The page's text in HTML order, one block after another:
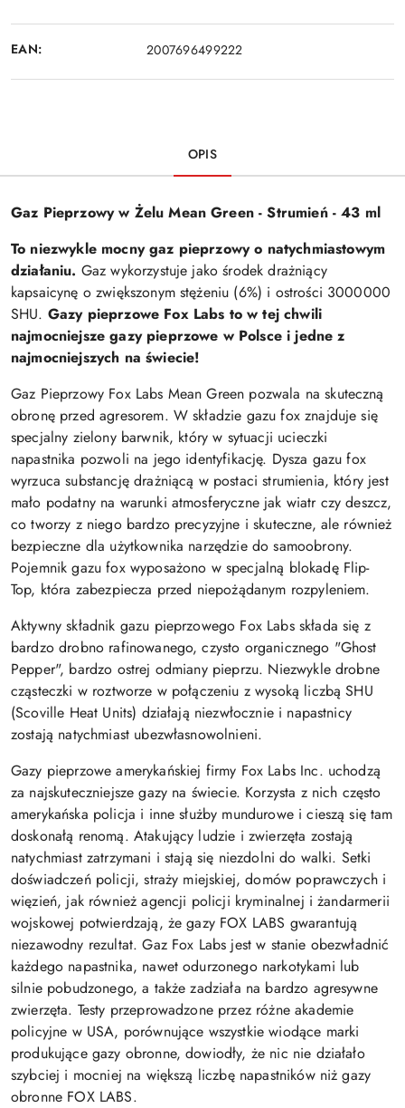
EAN: 2007696499222
OPIS
Gaz Pieprzowy w Żelu Mean Green - Strumień - 43 ml
To niezwykle mocny gaz pieprzowy o natychmiastowym
działaniu. Gaz wykorzystuje jako środek drażniący
kapsaicynę o zwiększonym stężeniu (6%) i ostrości 3000000
SHU. Gazy pieprzowe Fox Labs to w tej chwili
najmocniejsze gazy pieprzowe w Polsce i jedne z
najmocniejszych na świecie!
Gaz Pieprzowy Fox Labs Mean Green pozwala na skuteczną
obronę przed agresorem. W składzie gazu fox znajduje się
specjalny zielony barwnik, który w sytuacji ucieczki
napastnika pozwoli na jego identyfikację. Dysza gazu fox
wyrzuca substancję drażniącą w postaci strumienia, który jest
mało podatny na warunki atmosferyczne jak wiatr czy deszcz,
co tworzy z niego bardzo precyzyjne i skuteczne, ale również
bezpieczne dla użytkownika narzędzie do samoobrony.
Pojemnik gazu fox wyposażono w specjalną blokadę Flip-
Top, która zabezpiecza przed niepożądanym rozpyleniem.
Aktywny składnik gazu pieprzowego Fox Labs składa się z
bardzo drobno rafinowanego, czysto organicznego "Ghost
Pepper", bardzo ostrej odmiany pieprzu. Niezwykle drobne
cząsteczki w roztworze w połączeniu z wysoką liczbą SHU
(Scoville Heat Units) działają niezwłocznie i napastnicy
zostają natychmiast ubezwłasnowolnieni.
Gazy pieprzowe amerykańskiej firmy Fox Labs Inc. uchodzą
za najskuteczniejsze gazy na świecie. Korzysta z nich często
amerykańska policja i inne służby mundurowe i cieszą się tam
doskonałą renomą. Atakujący ludzie i zwierzęta zostają
natychmiast zatrzymani i stają się niezdolni do walki. Setki
doświadczeń policji, straży miejskiej, domów poprawczych i
więzień, jak również agencji policji kryminalnej i żandarmerii
wojskowej potwierdzają, że gazy FOX LABS gwarantują
niezawodny rezultat. Gaz Fox Labs jest w stanie obezwładnić
każdego napastnika, nawet odurzonego narkotykami lub
silnie pobudzonego, a także zadziała na bardzo agresywne
zwierzęta. Testy przeprowadzone przez różne akademie
policyjne w USA, porównujące wszystkie wiodące marki
produkujące gazy obronne, dowiodły, że nic nie działało
szybciej i mocniej na większą liczbę napastników niż gazy
obronne FOX LABS.